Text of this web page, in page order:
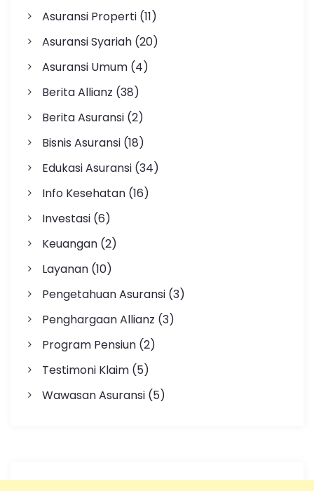
Asuransi Properti(11)
Asuransi Syariah(20)
Asuransi Umum(4)
Berita Allianz (38)
Berita Asuransi(2)
Bisnis Asuransi(18)
Edukasi Asuransi(34)
Info Kesehatan(16)
Investasi(6)
Keuangan(2)
Layanan(10)
Pengetahuan Asuransi(3)
Penghargaan Allianz (3)
Program Pensiun(2)
Testimoni Klaim(5)
Wawasan Asuransi(5)